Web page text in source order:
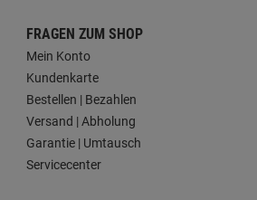
FRAGEN ZUM SHOP
Mein Konto
Kundenkarte
Bestellen | Bezahlen
Versand | Abholung
Garantie | Umtausch
Servicecenter